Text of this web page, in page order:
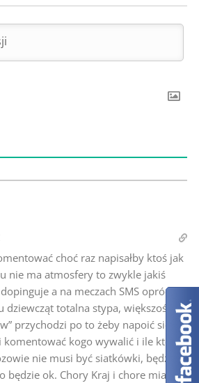
choć raz napisałby ktoś jak
nie ma atmosfery to zwykle jakiś
a na meczach SMS oprócz
totalna stypa, większość
przychodzi po to żeby napoić się
kogo wywalić i ile kto
nie musi być siatkówki, będzie
będzie ok. Chory Kraj i chore miasto